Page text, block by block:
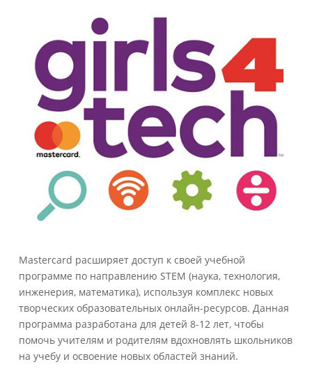
Mastercard расширяет доступ к своей учебной
программе по направлению STEM (наука, технология,
инженерия, математика), используя комплекс новых
творческих образовательных онлайн-ресурсов. Данная
программа разработана для детей 8-12 лет, чтобы
помочь учителям и родителям вдохновлять школьников
на учебу и освоение новых областей знаний.